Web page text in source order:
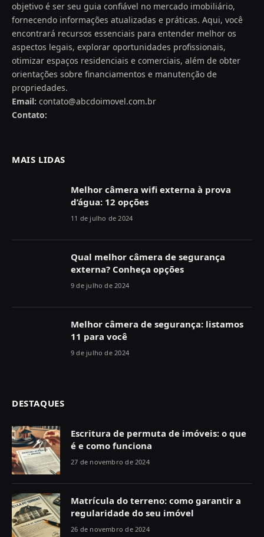
objetivo é ser seu guia confiável no mercado imobiliário,
fornecendo informações atualizadas e práticas. Aqui, você
encontrará recursos essenciais para entender melhor os
aspectos legais, explorar oportunidades profissionais,
otimizar espaços residenciais e comerciais, além de obter
orientações sobre financiamentos e manutenção de
propriedades.
Email: contato@abcdoimovel.com.br
Contato:
MAIS LIDAS
Melhor câmera wifi externa à prova
d’água: 12 opções
11 de julho de 2024
Qual melhor câmera de segurança
externa? Conheça opções
9 de julho de 2024
Melhor câmera de segurança: listamos
11 para você
9 de julho de 2024
DESTAQUES
Escritura de permuta de imóveis: o que
é e como funciona
27 de novembro de 2024
Matrícula do terreno: como garantir a
regularidade do seu imóvel
26 de novembro de 2024